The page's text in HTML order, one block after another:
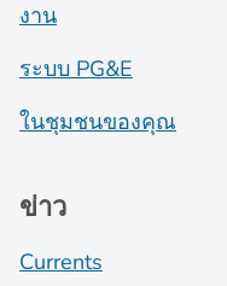
งาน
ระบบ PG&E
ในชุมชนของคุณ
ข่าว
Currents